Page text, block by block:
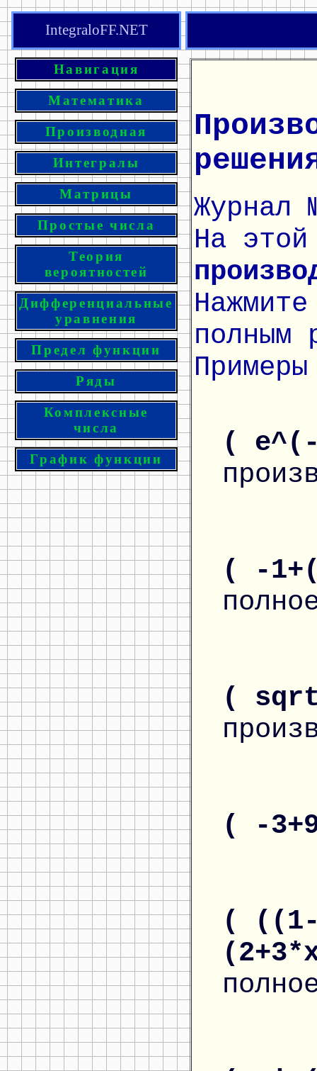
IntegraloFF.NET
Навигация
Математика
Производная
Интегралы
Матрицы
Простые числа
Теория
вероятностей
Дифференциальные
уравнения
Предел функции
Ряды
Комплексные
числа
График функции
Журнал
На
полным
(
( -
(
( -
(